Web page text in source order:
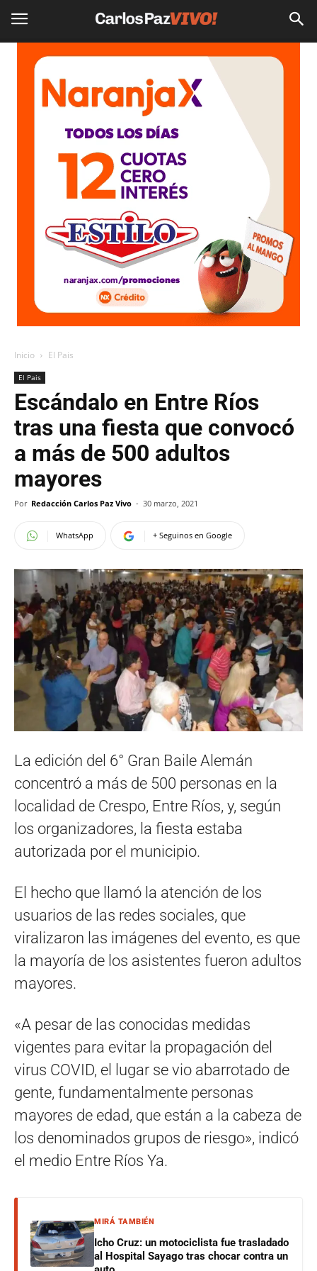
Inicio El Pais
El Pais
Escándalo en Entre Ríos
tras una fiesta que convocó
a más de 500 adultos
mayores
Por Redacción Carlos Paz Vivo - 30 marzo, 2021
WhatsApp + Seguinos en Google
La edición del 6° Gran Baile Alemán
concentró a más de 500 personas en la
localidad de Crespo, Entre Ríos, y, según
los organizadores, la fiesta estaba
autorizada por el municipio.
El hecho que llamó la atención de los
usuarios de las redes sociales, que
viralizaron las imágenes del evento, es que
la mayoría de los asistentes fueron adultos
mayores.
«A pesar de las conocidas medidas
vigentes para evitar la propagación del
virus COVID, el lugar se vio abarrotado de
gente, fundamentalmente personas
mayores de edad, que están a la cabeza de
los denominados grupos de riesgo», indicó
el medio Entre Ríos Ya.
MIRÁ TAMBIÉN
Icho Cruz: un motociclista fue trasladado
al Hospital Sayago tras chocar contra un